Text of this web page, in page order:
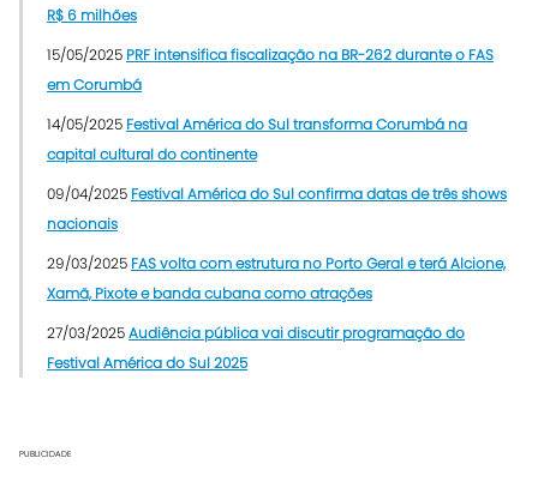
R$ 6 milhões
15/05/2025 PRF intensifica fiscalização na BR-262 durante o FAS
em Corumbá
14/05/2025 Festival América do Sul transforma Corumbá na
capital cultural do continente
09/04/2025 Festival América do Sul confirma datas de três shows
nacionais
29/03/2025 FAS volta com estrutura no Porto Geral e terá Alcione,
Xamã, Pixote e banda cubana como atrações
27/03/2025Audiência pública vai discutir programação do
Festival América do Sul 2025
PUBLICIDADE